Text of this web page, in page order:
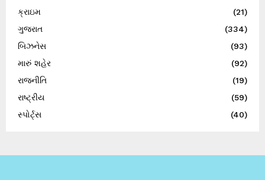
ક્રાઇમ
(21)
ગુજરાત
(334)
બિઝનેસ
(93)
મારું શહેર
(92)
રાજનીતિ
(19)
રાષ્ટ્રીય
(59)
સ્પોર્ટ્સ
(40)